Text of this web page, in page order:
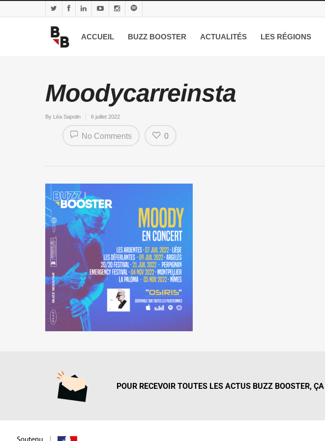
ACCUEIL BUZZ BOOSTER ACTUALITÉS LES RÉGIONS
Moodycarreinsta
By Léa Sapolin 6 juillet 2022
No Comments 0
POUR RECEVOIR TOUTES LES ACTUS BUZZ BOOSTER,